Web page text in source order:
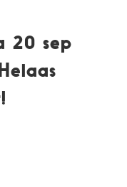
20 sep